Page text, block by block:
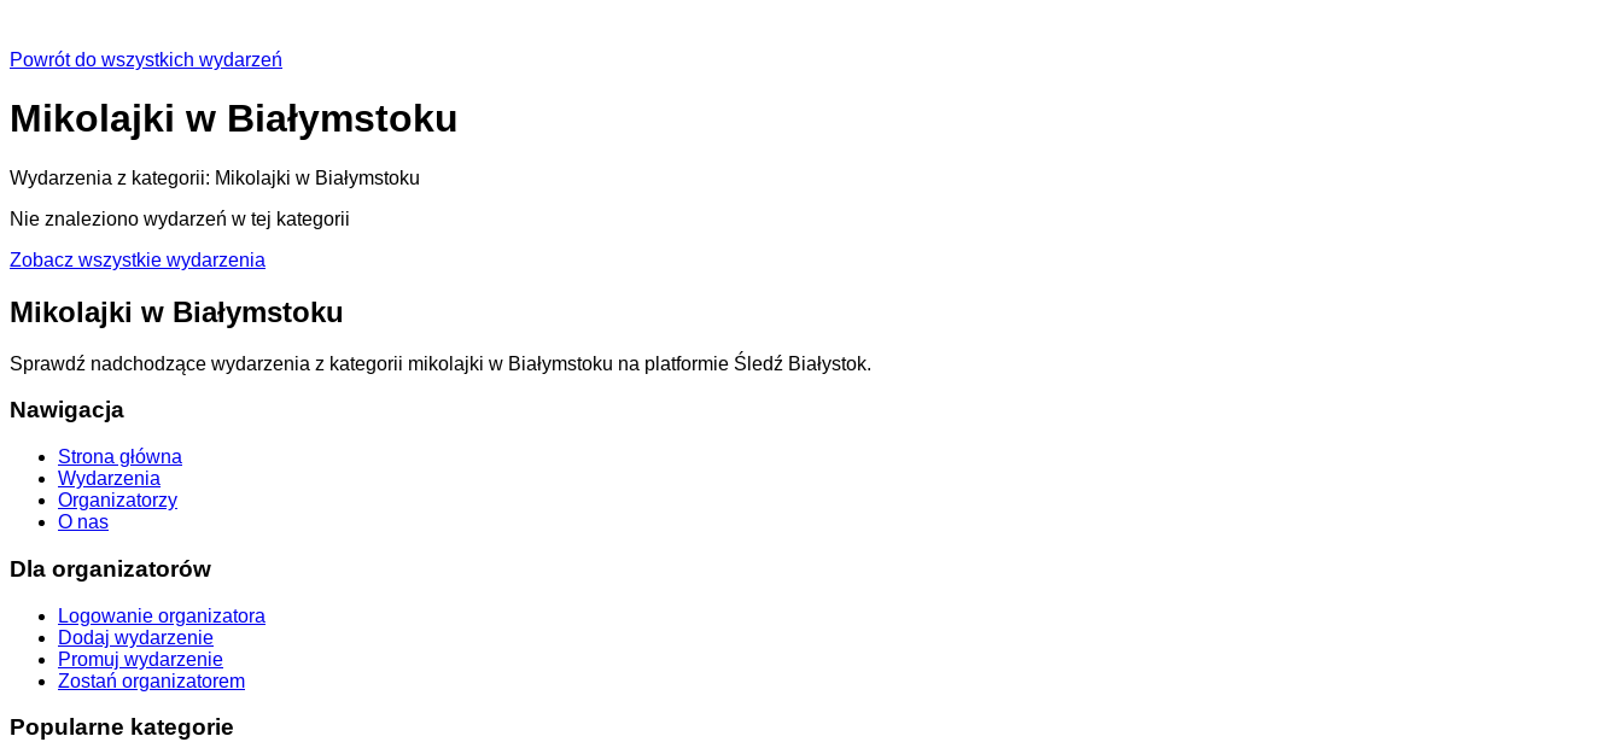
Powrót do wszystkich wydarzeń
Mikolajki w Białymstoku
Wydarzenia z kategorii: Mikolajki w Białymstoku
Nie znaleziono wydarzeń w tej kategorii
Zobacz wszystkie wydarzenia
Mikolajki w Białymstoku
Sprawdź nadchodzące wydarzenia z kategorii mikolajki w Białymstoku na platformie Śledź Białystok.
Nawigacja
Strona główna
Wydarzenia
Organizatorzy
O nas
Dla organizatorów
Logowanie organizatora
Dodaj wydarzenie
Promuj wydarzenie
Zostań organizatorem
Popularne kategorie